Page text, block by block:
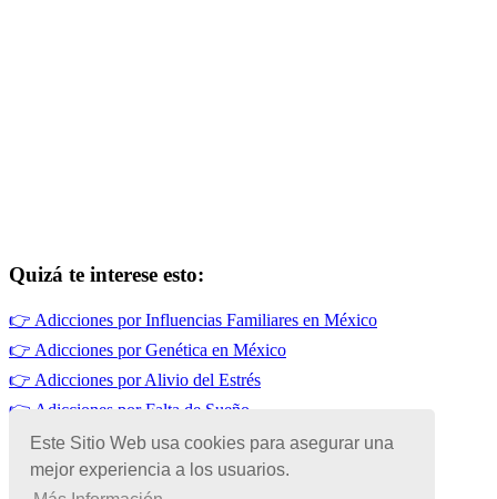
Este Sitio Web usa cookies para asegurar una
mejor experiencia a los usuarios.
Quizá te interese esto:
👉 Adicciones por Influencias Familiares en México
👉 Adicciones por Genética en México
👉 Adicciones por Alivio del Estrés
👉 Adicciones por Falta de Sueño
👉Adicciones por Curiosidad en México
👉Tabaquismo en México